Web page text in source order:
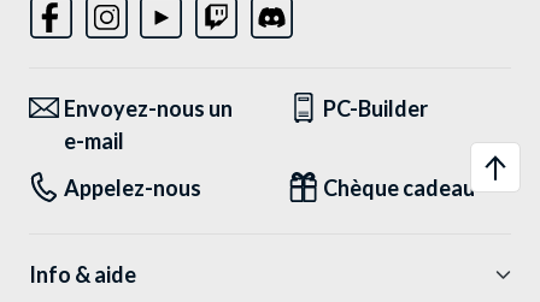
Envoyez-nous un
e-mail
PC-Builder
Appelez-nous Chèque cadeau
Info & aide